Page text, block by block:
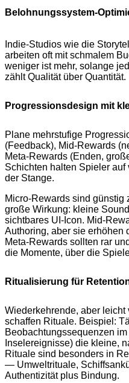
Belohnungssystem-
Indie-Studios wie die
arbeiten oft mit schmalem
weniger ist mehr, solange
zählt Qualität über Quantität.
Progressionsdesign mit
Plane mehrstufige
(Feedback), Mid-Rewards
Meta-Rewards (Enden,
Schichten halten Spieler
der Stange.
Micro-Rewards sind günstig
große Wirkung: kleine
sichtbares UI-Icon. Mid-
Authoring, aber sie erhöhen
Meta-Rewards sollten rar
die Momente, über die
Ritualisierung für
Wiederkehrende, aber
schaffen Rituale. Beispiel:
Beobachtungssequenzen
Inselereignisse) die kleine,
Rituale sind besonders in
— Umweltrituale,
Authentizität plus Bindung.